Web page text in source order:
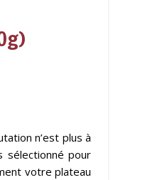
n’est plus à
sélectionné pour
votre plateau